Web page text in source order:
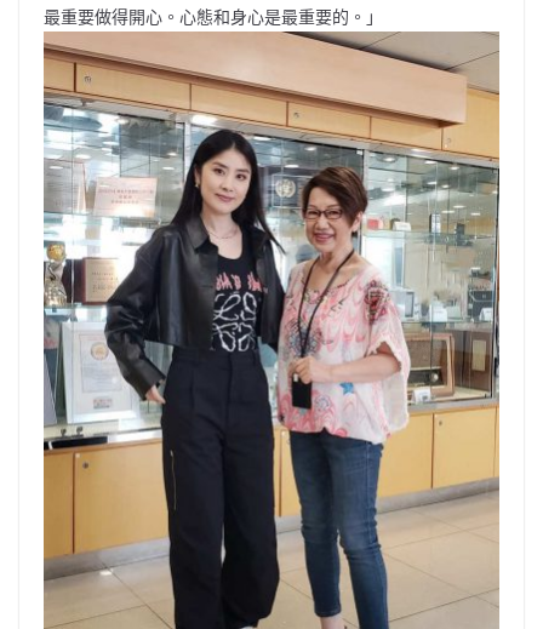
最重要做得開心。心態和身心是最重要的。」